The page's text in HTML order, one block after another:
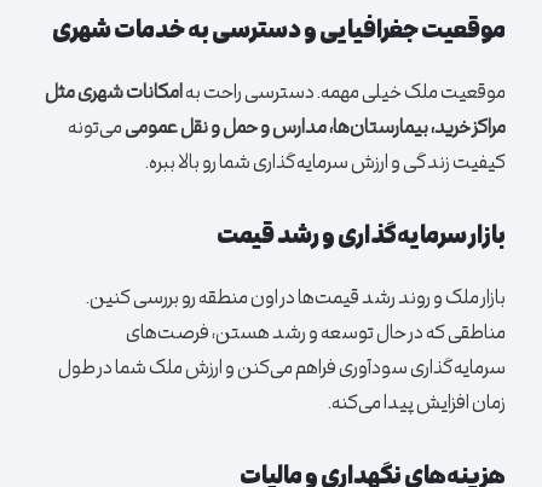
موقعیت جغرافیایی و دسترسی به خدمات شهری
موقعیت ملک خیلی مهمه. دسترسی راحت بهامکانات شهری مثل
مراکز خرید، بیمارستان‌ها، مدارس و حمل و نقل عمومیمی‌تونه
کیفیت زندگی و ارزش سرمایه‌گذاری شما رو بالا ببره.
بازار سرمایه‌گذاری و رشد قیمت
بازار ملک و روند رشد قیمت‌ها در اون منطقه رو بررسی کنین.
مناطقی که در حال توسعه و رشد هستن، فرصت‌های
سرمایه‌گذاری سودآوری فراهم می‌کنن و ارزش ملک شما در طول
زمان افزایش پیدا می‌کنه.
هزینه‌های نگهداری و مالیات